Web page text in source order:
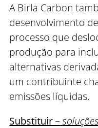
A Birla Carbon
desenvolvimento
processo que
produção para
alternativas
um contribuinte
emissões líquidas.
Substituir –